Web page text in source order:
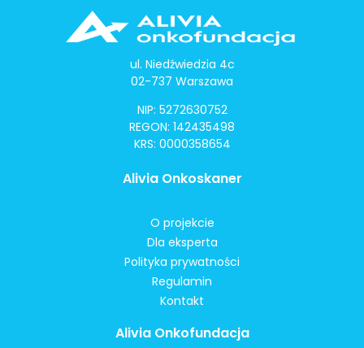
ul. Niedźwiedzia 4c
02-737 Warszawa
NIP: 5272630752
REGON: 142435498
KRS: 0000358654
Alivia Onkoskaner
O projekcie
Dla eksperta
Polityka prywatności
Regulamin
Kontakt
Alivia Onkofundacja